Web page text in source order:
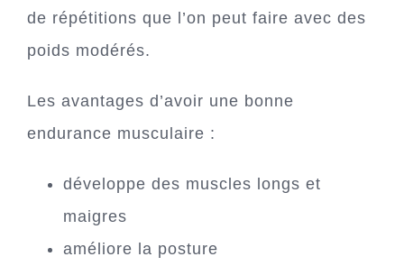
de répétitions que l’on peut faire avec des
poids modérés.
Les avantages d’avoir une bonne
endurance musculaire :
développe des muscles longs et
maigres
améliore la posture